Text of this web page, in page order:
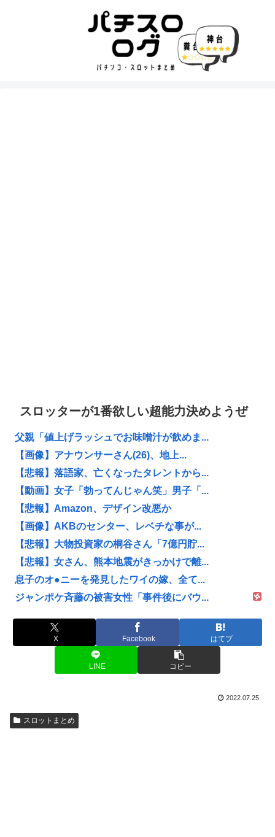
スロッターが1番欲しい超能力決めようぜ
父親「値上げラッシュでお味噌汁が飲めま...
【画像】アナウンサーさん(26)、地上...
【悲報】落語家、亡くなったタレントから...
【動画】女子「勃ってんじゃん笑」男子「...
【悲報】Amazon、デザイン改悪か
【画像】AKBのセンター、レベチな事が...
【悲報】大物投資家の桐谷さん「7億円貯...
【悲報】女さん、熊本地震がきっかけで離...
息子のオ●ニーを発見したワイの嫁、全て...
ジャンポケ斉藤の被害女性「事件後にバウ...
X Facebook はてブ
LINE コピー
2022.07.25
スロットまとめ